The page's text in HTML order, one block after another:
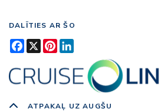
DALĪTIES AR ŠO
Facebook
X Pinterest
ATPAKAĻ UZ AUGŠU